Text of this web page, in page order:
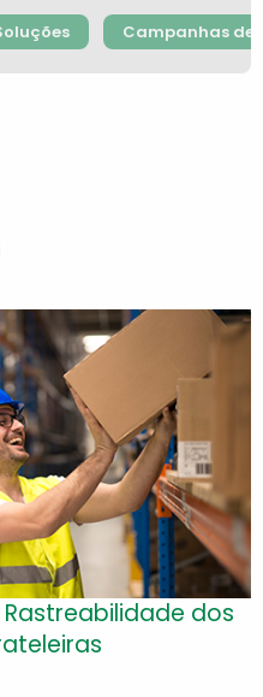
Campanhas de
dos